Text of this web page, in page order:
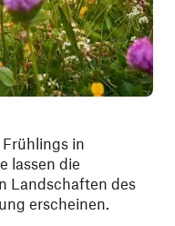
in
lassen die
Landschaften des
erscheinen.